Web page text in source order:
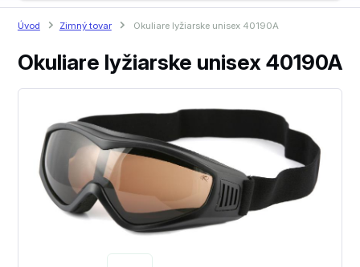
Úvod Zimný tovar Okuliare lyžiarske unisex 40190A
Okuliare lyžiarske unisex 40190A